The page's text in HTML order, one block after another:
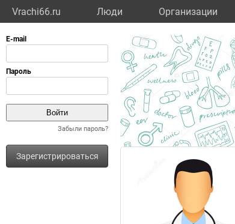
Vrachi66.ru Люди Организации
Забыли пароль?
Зарегистрироваться